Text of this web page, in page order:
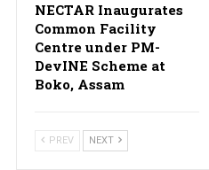
NECTAR Inaugurates
Common Facility
Centre under PM-
DevINE Scheme at
Boko, Assam
PREV NEXT